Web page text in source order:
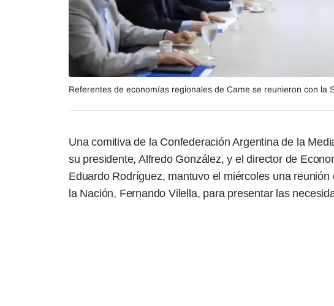
Referentes de economías regionales de Came se reunieron con la
Una comitiva de la Confederación Argentina de la
su presidente, Alfredo González, y el director de
Eduardo Rodríguez, mantuvo el miércoles una
la Nación, Fernando Vilella, para presentar las